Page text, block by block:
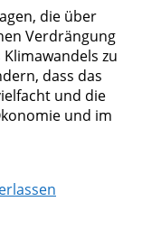
die über
Verdrängung
zu
dass das
und die
und im